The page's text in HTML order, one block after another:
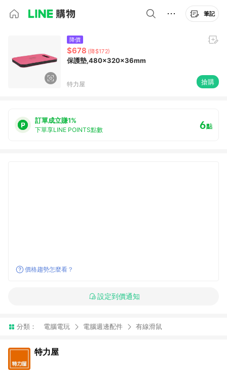
筆記
降價
$678 (降$172)
保護墊,480x320x36mm
特力屋 搶購
訂單成立賺1%
下單享LINE POINTS點數 6點
價格趨勢怎麼看？
設定到價通知
分類： 電腦電玩 電腦週邊配件 有線滑鼠
特力屋